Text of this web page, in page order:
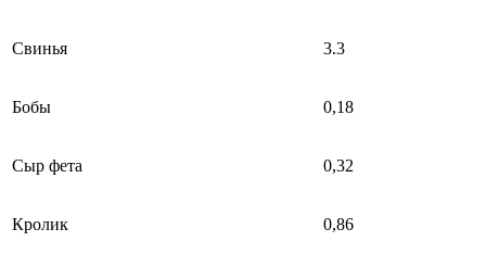
Свинья 3.3
Бобы 0,18
Сыр фета 0,32
Кролик 0,86